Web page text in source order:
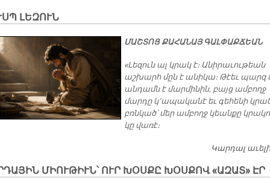
ԼԵԶՈՒՆ
ՄԱՇՏՈՑ ՔԱՀԱՆԱՅ ԳԱԼՓԱՔՃԵԱՆ
«Լեզուն ալ կրակ է։ Անիրաւութեան
աշխարհ մըն է անիկա։ Թէեւ պարզ
անդամն է մարմինին, բայց ամբողջ
մարդը կ՚ապականէ եւ գեհենի
բռնկած՝ մեր ամբողջ կեանքը
կը վառէ։
Կարդալ
ՄԻՈՒԹԻՒՆ՝ ՈՒՐ ԽՕՍՔԸ ԽՕՍՔՈՎ «ԱԶԱՏ» ԷՐ